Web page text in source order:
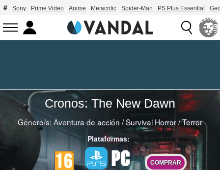
Sony Prime Video Anime Metacritic Spider-Man PS Plus Essential
Cronos: The New Dawn
Género/s:Aventura de acción /Survival Horror/Terror
Plataformas:
COMPRAR